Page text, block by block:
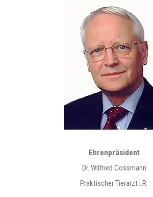
Ehrenpräsident
Dr. Wilfried Cossmann
Praktischer Tierarzt i.R.